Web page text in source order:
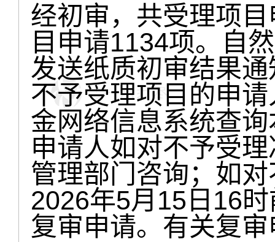
经初审，共受理项
目申请1134项。自
发送纸质初审结果
不予受理项目的申
金网络信息系统查
申请人如对不予受
管理部门咨询；如
2026年5月15日16
复审申请。有关复